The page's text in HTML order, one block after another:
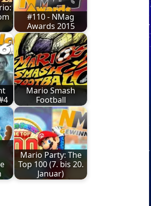
#110 - NMag
Awards 2015
Mario Smash
Football
Mario Party: The
Top 100 (7. bis 20.
Januar)